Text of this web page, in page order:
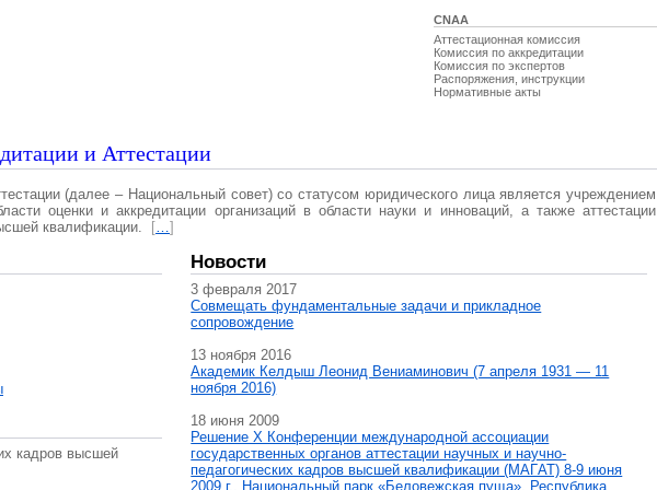
CNAA
Аттестационная комиссия
Комиссия по аккредитации
Комиссия по экспертов
Распоряжения, инструкции
Нормативные акты
и Аттестации
(далее – Национальный совет) со статусом юридического лица является учреждением
оценки и аккредитации организаций в области науки и инноваций, а также аттестации
квалификации.
[…]
кадров высшей
Новости
3 февраля 2017
Совмещать фундаментальные задачи и прикладное
сопровождение
13 ноября 2016
Академик Келдыш Леонид Вениаминович (7 апреля 1931 — 11
ноября 2016)
18 июня 2009
Решение X Конференции международной ассоциации
государственных органов аттестации научных и научно-
педагогических кадров высшей квалификации (МАГAT) 8-9 июня
2009 г., Национальный парк «Беловежская пуща», Республика